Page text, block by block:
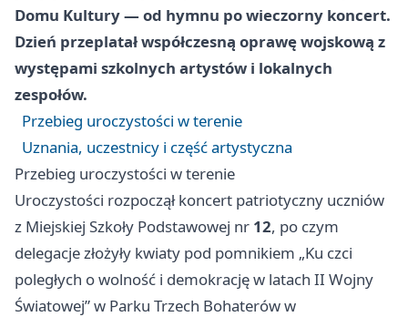
Domu Kultury — od hymnu po wieczorny koncert.
Dzień przeplatał współczesną oprawę wojskową z
występami szkolnych artystów i lokalnych
zespołów.
Przebieg uroczystości w terenie
Uznania, uczestnicy i część artystyczna
Przebieg uroczystości w terenie
Uroczystości rozpoczął koncert patriotyczny uczniów
z Miejskiej Szkoły Podstawowej nr 12, po czym
delegacje złożyły kwiaty pod pomnikiem „Ku czci
poległych o wolność i demokrację w latach II Wojny
Światowej” w Parku Trzech Bohaterów w